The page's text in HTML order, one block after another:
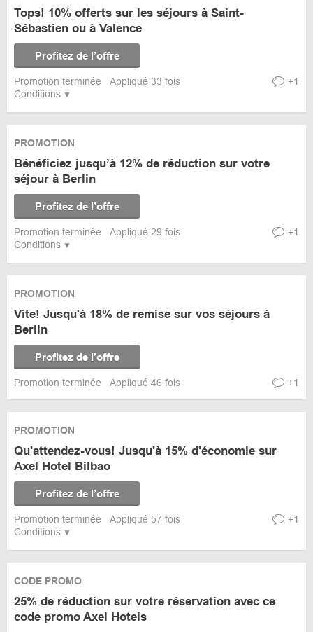
Conditions
Tops! 10% offerts sur les séjours à Saint-
Sébastien ou à Valence
Profitez de l’offre
Promotion terminée Appliqué 33 fois +1
Conditions
PROMOTION
Bénéficiez jusqu’à 12% de réduction sur votre
séjour à Berlin
Profitez de l’offre
Promotion terminée Appliqué 29 fois +1
PROMOTION
Vite! Jusqu'à 18% de remise sur vos séjours à
Berlin
Profitez de l’offre
Promotion terminée Appliqué 46 fois +1
Conditions
PROMOTION
Qu'attendez-vous! Jusqu'à 15% d'économie sur
Axel Hotel Bilbao
Profitez de l’offre
Promotion terminée Appliqué 57 fois +1
CODE PROMO
25% de réduction sur votre réservation avec ce
code promo Axel Hotels